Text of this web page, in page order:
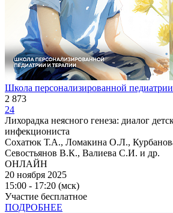
Школа персонализированной
2 873
24
Лихорадка неясного генеза: диалог
инфекциониста
Сохатюк Т.А., Ломакина О.Л.,
Севостьянов В.К., Валиева С.И. и др.
ОНЛАЙН
20 ноября 2025
15:00 - 17:20 (мск)
Участие бесплатное
ПОДРОБНЕЕ